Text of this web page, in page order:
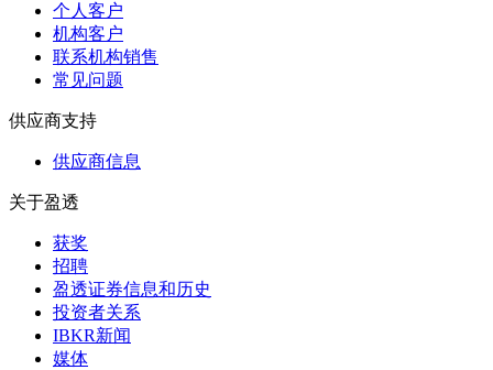
个人客户
机构客户
联系机构销售
常见问题
供应商支持
供应商信息
关于盈透
获奖
招聘
盈透证券信息和历史
投资者关系
IBKR新闻
媒体